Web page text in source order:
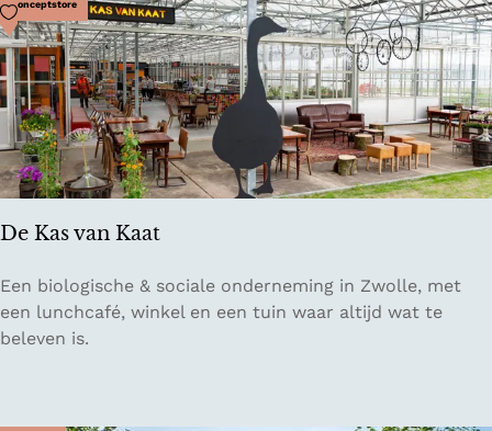
h
o
c
o
a
t
o
s
e
De Kas van Kaat
D
e
K
Conceptstore
Voeg toe als favoriet
Een biologische & sociale onderneming in Zwolle, met
een lunchcafé, winkel en een tuin waar altijd wat te
beleven is.